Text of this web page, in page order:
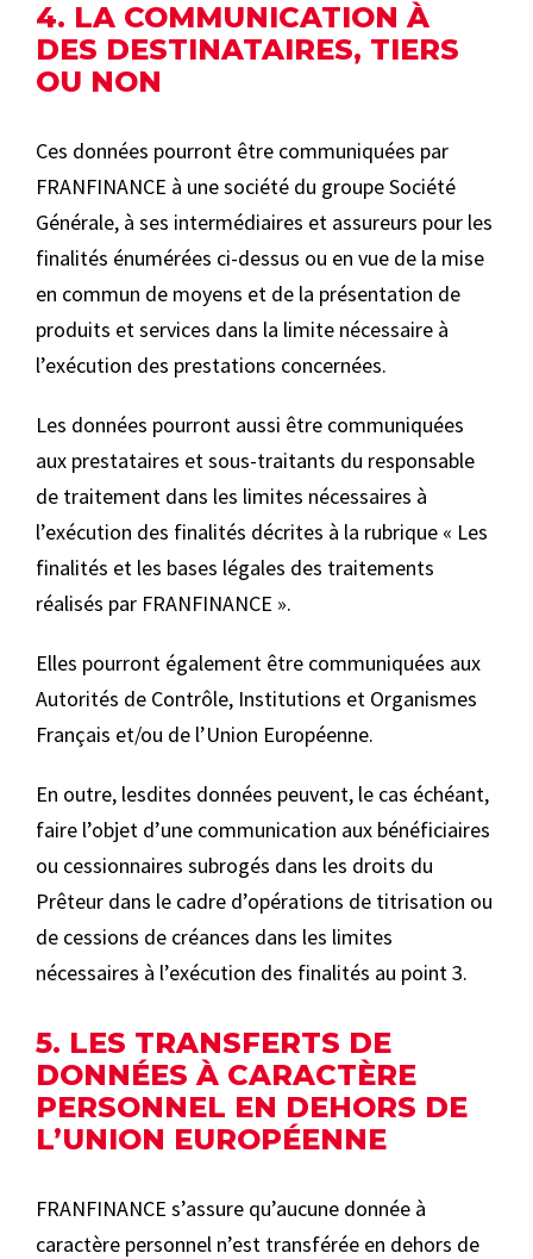
4. LA COMMUNICATION À
DES DESTINATAIRES, TIERS
OU NON
Ces données pourront être communiquées par
FRANFINANCE à une société du groupe Société
Générale, à ses intermédiaires et assureurs pour les
finalités énumérées ci-dessus ou en vue de la mise
en commun de moyens et de la présentation de
produits et services dans la limite nécessaire à
l’exécution des prestations concernées.
Les données pourront aussi être communiquées
aux prestataires et sous-traitants du responsable
de traitement dans les limites nécessaires à
l’exécution des finalités décrites à la rubrique « Les
finalités et les bases légales des traitements
réalisés par FRANFINANCE ».
Elles pourront également être communiquées aux
Autorités de Contrôle, Institutions et Organismes
Français et/ou de l’Union Européenne.
En outre, lesdites données peuvent, le cas échéant,
faire l’objet d’une communication aux bénéficiaires
ou cessionnaires subrogés dans les droits du
Prêteur dans le cadre d’opérations de titrisation ou
de cessions de créances dans les limites
nécessaires à l’exécution des finalités au point 3.
5. LES TRANSFERTS DE
DONNÉES À CARACTÈRE
PERSONNEL EN DEHORS DE
L’UNION EUROPÉENNE
FRANFINANCE s’assure qu’aucune donnée à
caractère personnel n’est transférée en dehors de